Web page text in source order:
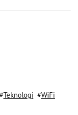
Teknologi WiFi